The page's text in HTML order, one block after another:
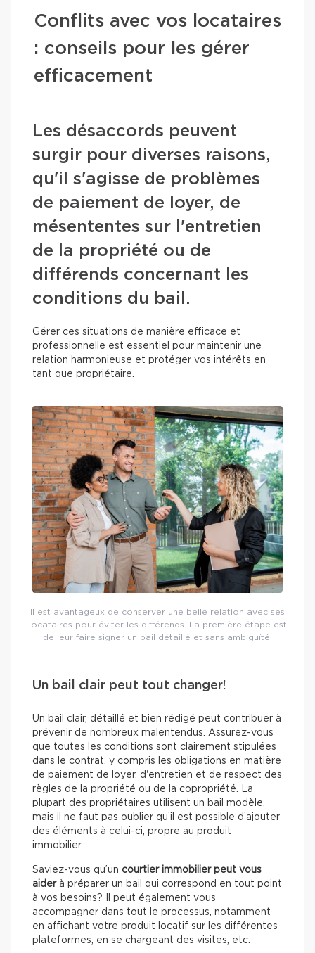
Conflits avec vos locataires
: conseils pour les gérer
efficacement
Les désaccords peuvent
surgir pour diverses raisons,
qu'il s'agisse de problèmes
de paiement de loyer, de
mésententes sur l'entretien
de la propriété ou de
différends concernant les
conditions du bail.
Gérer ces situations de manière efficace et
professionnelle est essentiel pour maintenir une
relation harmonieuse et protéger vos intérêts en
tant que propriétaire.
Il est avantageux de conserver une belle relation avec ses
locataires pour éviter les différends. La première étape est
de leur faire signer un bail détaillé et sans ambiguïté.
Un bail clair peut tout changer!
Un bail clair, détaillé et bien rédigé peut contribuer à
prévenir de nombreux malentendus. Assurez-vous
que toutes les conditions sont clairement stipulées
dans le contrat, y compris les obligations en matière
de paiement de loyer, d'entretien et de respect des
règles de la propriété ou de la copropriété. La
plupart des propriétaires utilisent un bail modèle,
mais il ne faut pas oublier qu’il est possible d’ajouter
des éléments à celui-ci, propre au produit
immobilier.
Saviez-vous qu’un courtier immobilier peut vous
aiderà préparer un bail qui correspond en tout point
à vos besoins? Il peut également vous
accompagner dans tout le processus, notamment
en affichant votre produit locatif sur les différentes
plateformes, en se chargeant des visites, etc.